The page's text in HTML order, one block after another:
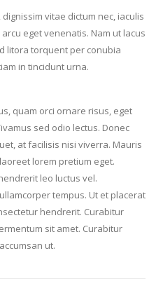
vitae dictum nec, iaculis
eget venenatis. Nam ut lacus
litora torquent per conubia
in tincidunt urna.
quam orci ornare risus, eget
sed odio lectus. Donec
at facilisis nisi viverra. Mauris
lorem pretium eget.
leo luctus vel.
tempus. Ut et placerat
hendrerit. Curabitur
sit amet. Curabitur
ut.